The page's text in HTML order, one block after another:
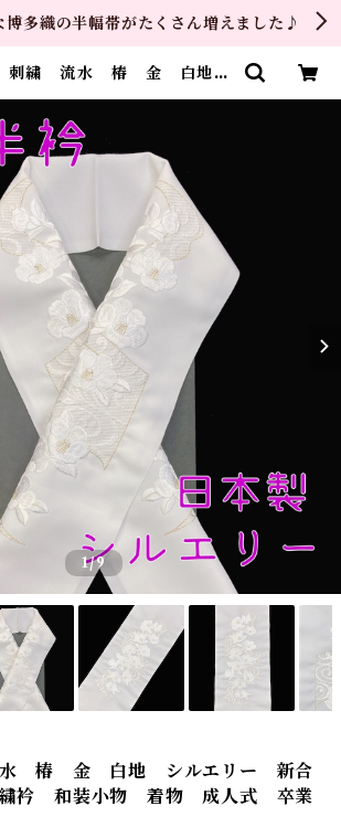
博多織の半幅帯がたくさん増えました♪
刺繍 流水 椿 金 白地
式 | ご縁や 着物・帯・和
物 呉服問屋 直販サイト
1/9
椿 金 白地 シルエリー 新合
衿 和装小物 着物 成人式 卒業